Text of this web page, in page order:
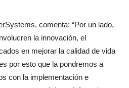
comenta: “Por un lado,
la innovación, el
en mejorar la calidad de vida
por esto que la pondremos a
con la implementación e